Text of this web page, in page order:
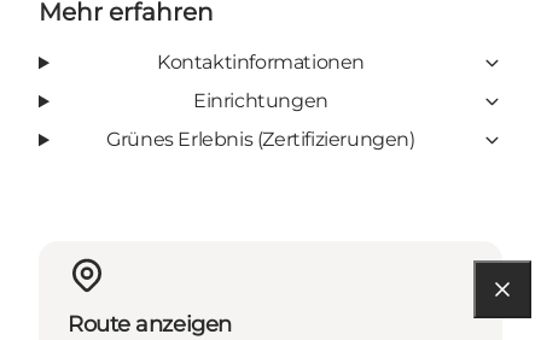
Mehr erfahren
Kontaktinformationen
Einrichtungen
Grünes Erlebnis (Zertifizierungen)
Route anzeigen